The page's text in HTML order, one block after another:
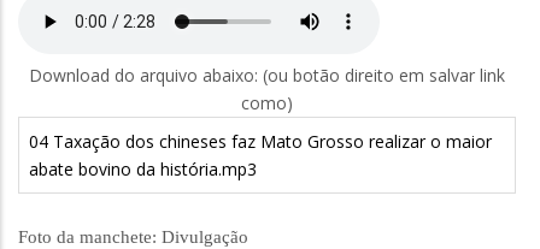
Download do arquivo abaixo: (ou botão direito em salvar link
como)
04 Taxação dos chineses faz Mato Grosso realizar o maior
abate bovino da história.mp3
Foto da manchete: Divulgação